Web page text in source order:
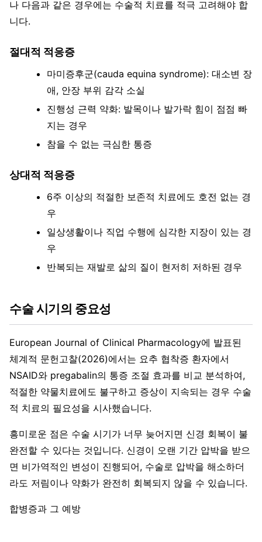
나 다음과 같은 경우에는 수술적 치료를 적극 고려해야 합
니다.
절대적 적응증
마미증후군(cauda equina syndrome): 대소변 장
애, 안장 부위 감각 소실
진행성 근력 약화: 발목이나 발가락 힘이 점점 빠
지는 경우
참을 수 없는 극심한 통증
상대적 적응증
6주 이상의 적절한 보존적 치료에도 호전 없는 경
우
일상생활이나 직업 수행에 심각한 지장이 있는 경
우
반복되는 재발로 삶의 질이 현저히 저하된 경우
수술 시기의 중요성
European Journal of Clinical Pharmacology에 발표된
체계적 문헌고찰(2026)에서는 요추 협착증 환자에서
NSAID와 pregabalin의 통증 조절 효과를 비교 분석하여,
적절한 약물치료에도 불구하고 증상이 지속되는 경우 수술
적 치료의 필요성을 시사했습니다.
흥미로운 점은 수술 시기가 너무 늦어지면 신경 회복이 불
완전할 수 있다는 것입니다. 신경이 오랜 기간 압박을 받으
면 비가역적인 변성이 진행되어, 수술로 압박을 해소하더
라도 저림이나 약화가 완전히 회복되지 않을 수 있습니다.
합병증과 그 예방